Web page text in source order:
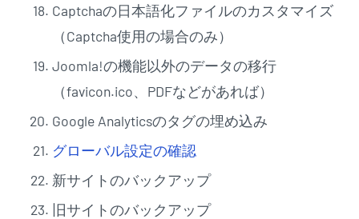
Captchaの日本語化ファイルのカスタマイズ
（Captcha使用の場合のみ）
Joomla!の機能以外のデータの移行
（favicon.ico、PDFなどがあれば）
Google Analyticsのタグの埋め込み
グローバル設定の確認
新サイトのバックアップ
旧サイトのバックアップ